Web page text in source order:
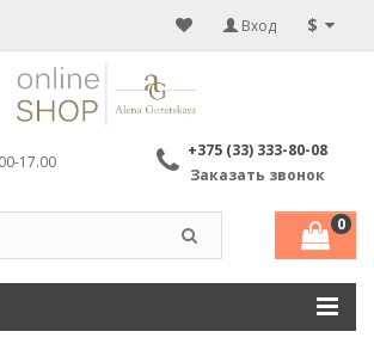
$
Вход
17.00
+375 (33) 333-80-08
Заказать звонок
0